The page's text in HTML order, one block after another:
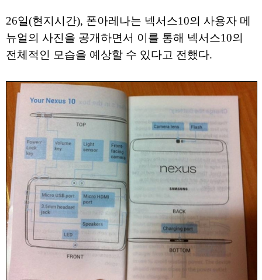
26일(현지시간), 폰아레나는 넥서스10의 사용자 메
뉴얼의 사진을 공개하면서 이를 통해 넥서스10의
전체적인 모습을 예상할 수 있다고 전했다.